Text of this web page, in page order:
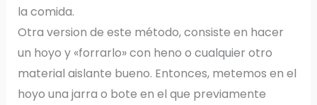
la comida.
Otra version de este método, consiste en hacer
un hoyo y «forrarlo» con heno o cualquier otro
material aislante bueno. Entonces, metemos en el
hoyo una jarra o bote en el que previamente